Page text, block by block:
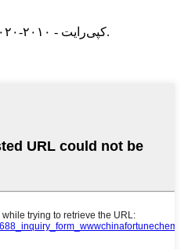
© کپی‌رایت - ۲۰۱۰-۲۰۲۰: تمامی حقوق محفوظ است.